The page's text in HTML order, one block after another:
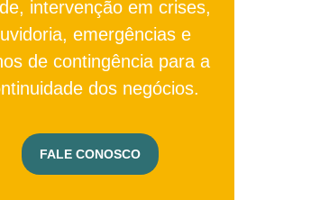
intervenção em crises,
emergências e
de contingência para a
dos negócios.
FALE CONOSCO